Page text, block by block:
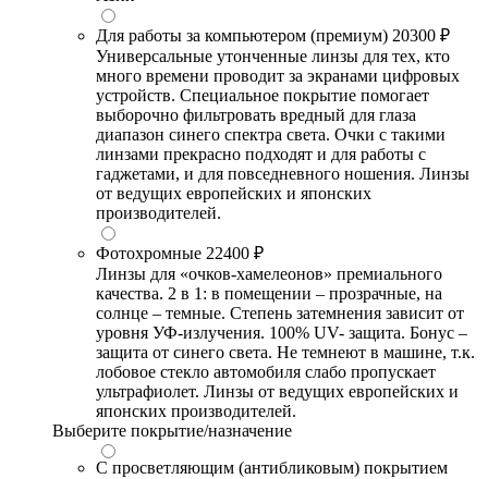
Для работы за компьютером (премиум) 20300 ₽
Универсальные утонченные линзы для тех, кто
много времени проводит за экранами цифровых
устройств. Специальное покрытие помогает
выборочно фильтровать вредный для глаза
диапазон синего спектра света. Очки с такими
линзами прекрасно подходят и для работы с
гаджетами, и для повседневного ношения. Линзы
от ведущих европейских и японских
производителей.
Фотохромные 22400 ₽
Линзы для «очков-хамелеонов» премиального
качества. 2 в 1: в помещении – прозрачные, на
солнце – темные. Степень затемнения зависит от
уровня УФ-излучения. 100% UV- защита. Бонус –
защита от синего света. Не темнеют в машине, т.к.
лобовое стекло автомобиля слабо пропускает
ультрафиолет. Линзы от ведущих европейских и
японских производителей.
Выберите покрытие/назначение
С просветляющим (антибликовым) покрытием